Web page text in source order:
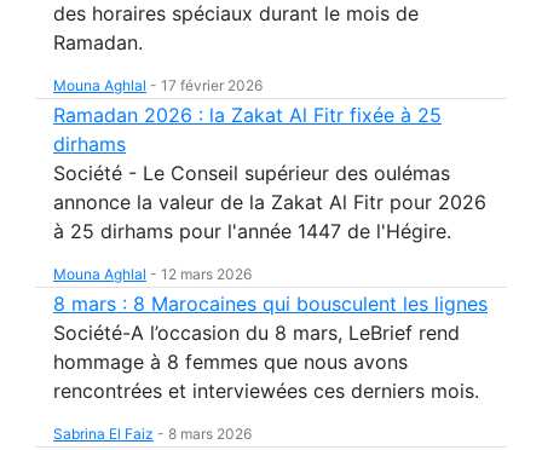
des horaires spéciaux durant le mois de
Ramadan.
Mouna Aghlal - 17 février 2026
Ramadan 2026 : la Zakat Al Fitr fixée à 25
dirhams
Société - Le Conseil supérieur des oulémas
annonce la valeur de la Zakat Al Fitr pour 2026
à 25 dirhams pour l'année 1447 de l'Hégire.
Mouna Aghlal - 12 mars 2026
8 mars : 8 Marocaines qui bousculent les lignes
Société-A l’occasion du 8 mars, LeBrief rend
hommage à 8 femmes que nous avons
rencontrées et interviewées ces derniers mois.
Sabrina El Faiz - 8 mars 2026